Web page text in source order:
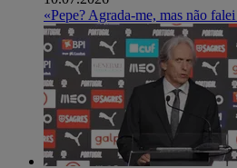
«Pepe? Agrada-me, mas não